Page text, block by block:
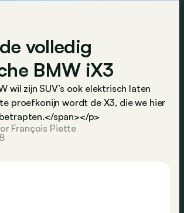
volledig
BMW iX3
wil zijn SUV’s ook elektrisch laten
proefkonijn wordt de X3, die we hier
span></p>
François Piette